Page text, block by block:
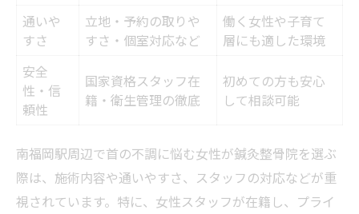
通いや
すさ
立地・予約の取りや
すさ・個室対応など
働く女性や子育て
層にも適した環境
安全
性・信
頼性
国家資格スタッフ在
籍・衛生管理の徹底
初めての方も安心
して相談可能
南福岡駅周辺で首の不調に悩む女性が鍼灸整骨院を選ぶ
際は、施術内容や通いやすさ、スタッフの対応などが重
視されています。特に、女性スタッフが在籍し、プライ